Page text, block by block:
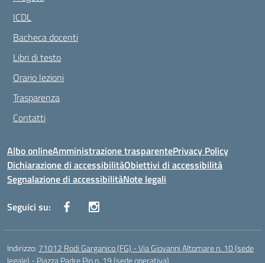
ICDL
Bacheca docenti
Libri di testo
Orario lezioni
Trasparenza
Contatti
Albo onlineAmministrazione trasparentePrivacy Policy
Dichiarazione di accessibilitàObiettivi di accessibilità
Segnalazione di accessibilitàNote legali
Seguici su:
Indirizzo: 71012 Rodi Garganico (FG) - Via Giovanni Altomare n. 10 (sede
legale) - Piazza Padre Pio n. 19 (sede operativa)